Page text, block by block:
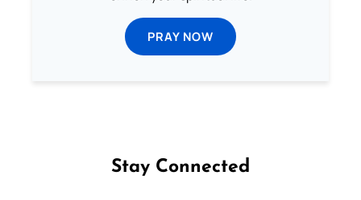
PRAY NOW
Stay Connected